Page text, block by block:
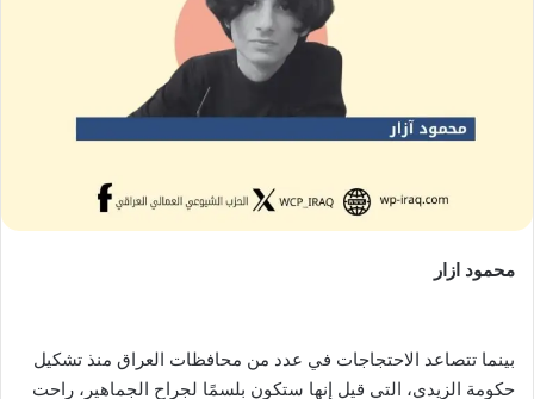
محمود ازار
بينما تتصاعد الاحتجاجات في عدد من محافظات العراق منذ تشكيل
حكومة الزيدي، التي قيل إنها ستكون بلسمًا لجراح الجماهير، راحت